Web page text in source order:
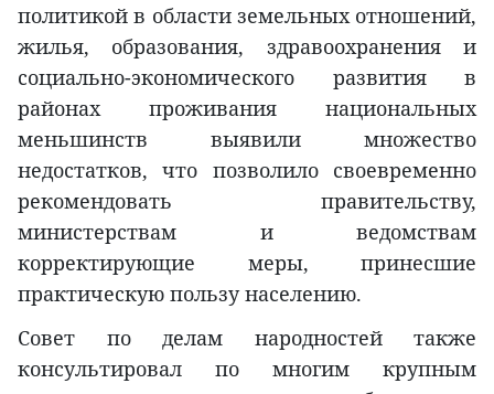
политикой в области земельных отношений,
жилья, образования, здравоохранения и
социально-экономического развития в
районах проживания национальных
меньшинств выявили множество
недостатков, что позволило своевременно
рекомендовать правительству,
министерствам и ведомствам
корректирующие меры, принесшие
практическую пользу населению.
Совет по делам народностей также
консультировал по многим крупным